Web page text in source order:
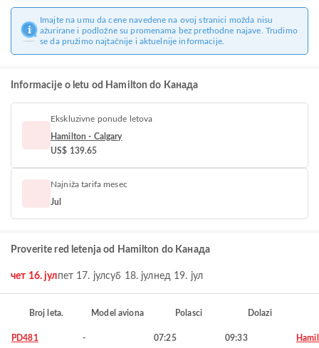
Imajte na umu da cene navedene na ovoj stranici možda nisu
ažurirane i podložne su promenama bez prethodne najave. Trudimo
se da pružimo najtačnije i aktuelnije informacije.
Informacije o letu od Hamilton do Канада
Ekskluzivne ponude letova
Hamilton - Calgary
US$ 139.65
Najniža tarifa mesec
Jul
Proverite red letenja od Hamilton do Канада
чет 16. јулпет 17. јулсуб 18. јулнед 19. јул
Broj leta. Model aviona Polasci Dolazi
PD481 - 07:25 09:33